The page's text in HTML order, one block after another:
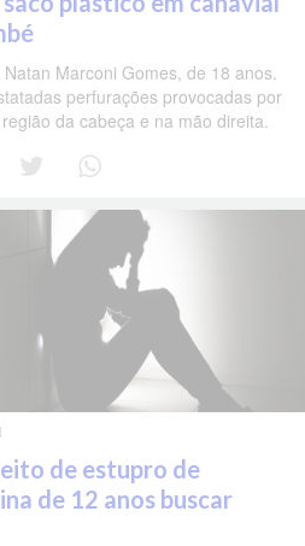
Marconi Gomes, de 18 anos.
perfurações provocadas por
da cabeça e na mão direita.
de estupro de
de 12 anos buscar